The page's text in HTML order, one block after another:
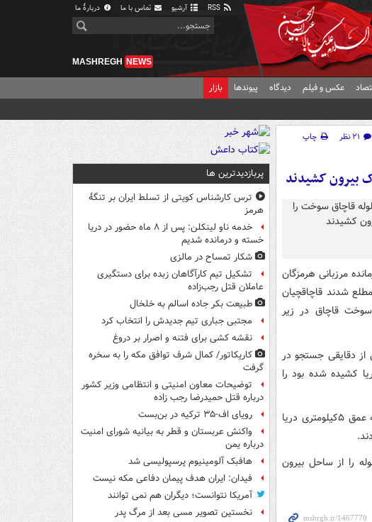
آرشیو تماس با ما دربارهٔ ما
MASHREGH NEWS
عکس و فیلم دیدگاه پیوندها بازار
۲۱ نظر
چاپ
مرزبانی هرمزگان
مطلع شدند قاچاقچیان
قاچاق در زیر
از دقایقی جستجو در
کشیده شده بود را
فرمانده مرزبانی هرمزگان ادامه داد: قاچاقچیان این خط لوله را از ساحل به عمق ۵کیلومتری دریا
را از ساحل بیرون
پربازدیدترین ها
ترس کارشناس کویتی از تسلط ایران بر تنگۀ
هرمز
خدمه ناو لینکلن: پس از ۸ ماه حضور در دریا
خسته و درمانده‌ شدیم
شکار تمساح در مالزی
تشکیل تیم کارآگاهان زبده برای دستگیری
عاملان قتل رجب‌زاده
طبیعت بکر جاده اسالم به خلخال
مجتبی جباری تیم جدیدش را انتخاب کرد
نقشه کشی برای فتنه و اصرار بر دروغ
کاریکاتور/ کمال شرف توافق مکه را به سخره
گرفت
توضیحات معاون امنیتی و انتظامی وزیر کشور
درباره قتل حمیدرضا رجب زاده
رویای اف-۳۵ ترکیه در بن‌بست
واکنش عربستان و قطر به بیانیه شورای امنیت
درباره یمن
هافبک آلومینیوم پرسپولیسی شد
فیدان: ایران هدف پیمان دفاعی مکه نیست
آمریکا نتوانست؛ دیگران هم نمی توانند
نخستین تصویر مسی بعد از مرگ پدر